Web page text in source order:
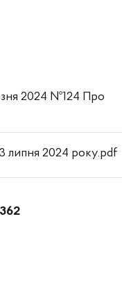
2024 №124 Про
липня 2024 року.pdf
362